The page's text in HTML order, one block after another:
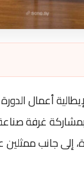
أعمال
غرفة
إلى جانب ممثلين